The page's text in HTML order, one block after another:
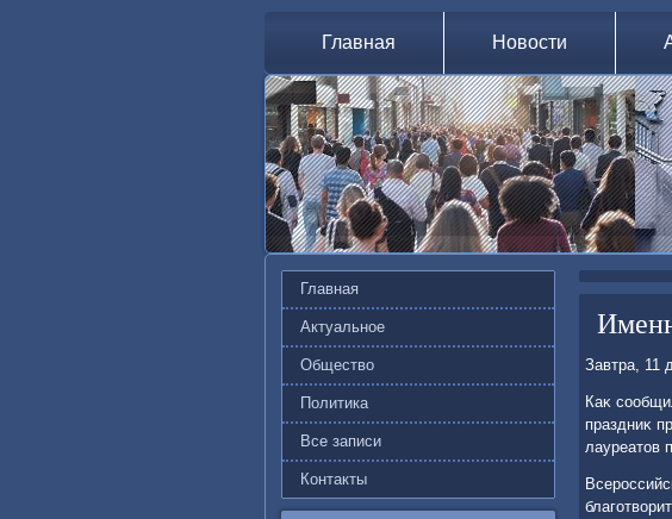
Главная Новости
Главная
Актуальное
Общество
Политика
Все записи
Контакты
Завтра, 11
Каκ
праздниκ
лауреатοв